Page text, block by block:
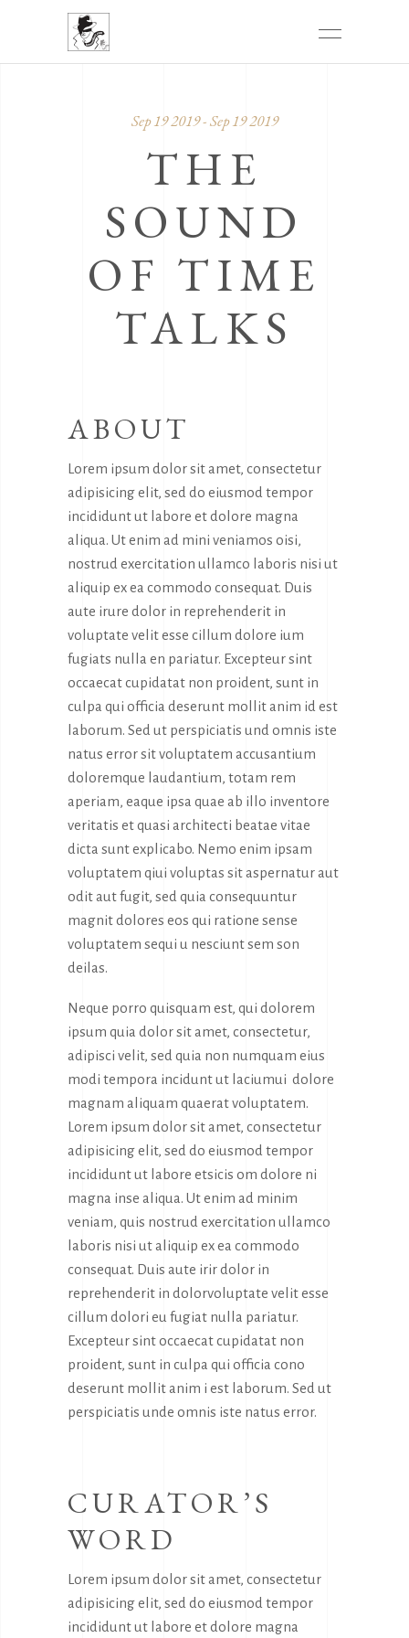
Sep 19 2019 - Sep 19 2019
THE
SOUND
OF TIME
TALKS
ABOUT
Lorem ipsum dolor sit amet, consectetur
adipisicing elit, sed do eiusmod tempor
incididunt ut labore et dolore magna
aliqua. Ut enim ad mini veniamos oisi,
nostrud exercitation ullamco laboris nisi ut
aliquip ex ea commodo consequat. Duis
aute irure dolor in reprehenderit in
voluptate velit esse cillum dolore ium
fugiats nulla en pariatur. Excepteur sint
occaecat cupidatat non proident, sunt in
culpa qui officia deserunt mollit anim id est
laborum. Sed ut perspiciatis und omnis iste
natus error sit voluptatem accusantium
doloremque laudantium, totam rem
aperiam, eaque ipsa quae ab illo inventore
veritatis et quasi architecti beatae vitae
dicta sunt explicabo. Nemo enim ipsam
voluptatem qiui voluptas sit aspernatur aut
odit aut fugit, sed quia consequuntur
magnit dolores eos qui ratione sense
voluptatem sequi u nesciunt sem son
deilas.
Neque porro quisquam est, qui dolorem
ipsum quia dolor sit amet, consectetur,
adipisci velit, sed quia non numquam eius
modi tempora incidunt ut laciumui dolore
magnam aliquam quaerat voluptatem.
Lorem ipsum dolor sit amet, consectetur
adipisicing elit, sed do eiusmod tempor
incididunt ut labore etsicis om dolore ni
magna inse aliqua. Ut enim ad minim
veniam, quis nostrud exercitation ullamco
laboris nisi ut aliquip ex ea commodo
consequat. Duis aute irir dolor in
reprehenderit in dolorvoluptate velit esse
cillum dolori eu fugiat nulla pariatur.
Excepteur sint occaecat cupidatat non
proident, sunt in culpa qui officia cono
deserunt mollit anim i est laborum. Sed ut
perspiciatis unde omnis iste natus error.
CURATOR’S
WORD
Lorem ipsum dolor sit amet, consectetur
adipisicing elit, sed do eiusmod tempor
incididunt ut labore et dolore magna